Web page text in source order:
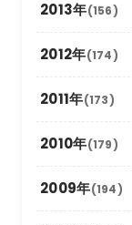
2022年2月
2021年3月
2021年2月
2020年5月
2020年4月
2020年3月
2020年2月
2019年6月
2019年5月
2019年4月
2019年3月
2019年2月
2018年7月
2018年6月
2018年5月
2018年4月
2018年3月
2018年2月
2017年7月
2017年6月
2017年5月
2017年4月
2017年3月
2016年9月
2016年7月
2016年6月
2016年5月
2015年10月
2015年9月
2015年7月
2015年6月
2014年12月
2014年11月
2014年10月
2014年9月
2014年7月
2013年(156)
2013年12月
2013年11月
2013年10月
2013年9月
2012年(174)
2012年12月
2012年11月
2012年10月
2012年9月
2011年(173)
2011年12月
2011年11月
2011年10月
2010年(179)
2010年12月
2009年(194)